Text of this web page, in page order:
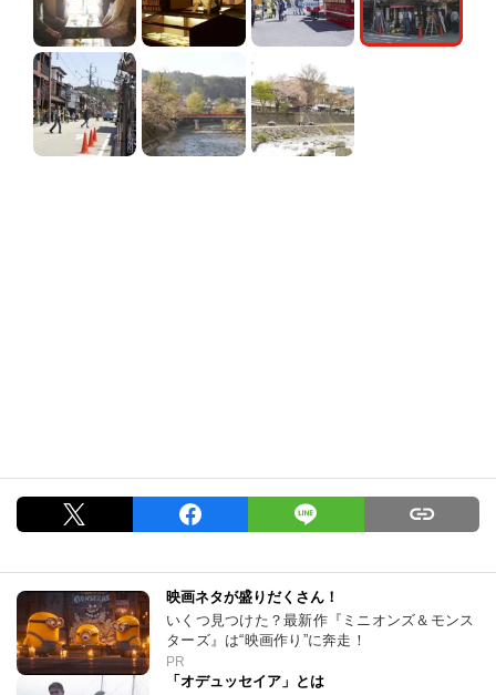
映画ネタが盛りだくさん！
いくつ見つけた？最新作『ミニオンズ＆モンス
ターズ』は“映画作り”に奔走！
PR
「オデュッセイア」とは